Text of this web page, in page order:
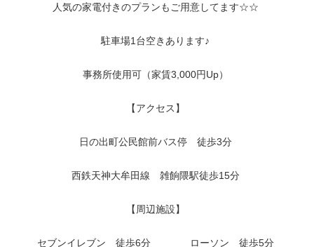
人気の家電付きのプランもご用意してます☆☆
駐車場1台空きあります♪
事務所使用可（家賃3,000円Up）
【アクセス】
日の出町公民館前バス停 徒歩3分
西鉄天神大牟田線 雑餉隈駅徒歩15分
【周辺施設】
セブンイレブン 徒歩6分 ローソン 徒歩5分